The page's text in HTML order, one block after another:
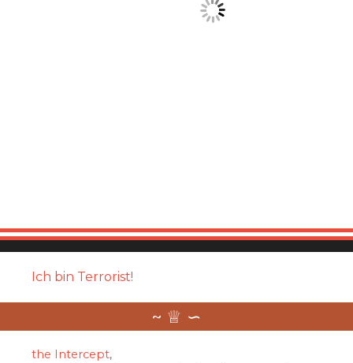
Ich bin Terrorist!
the Intercept,